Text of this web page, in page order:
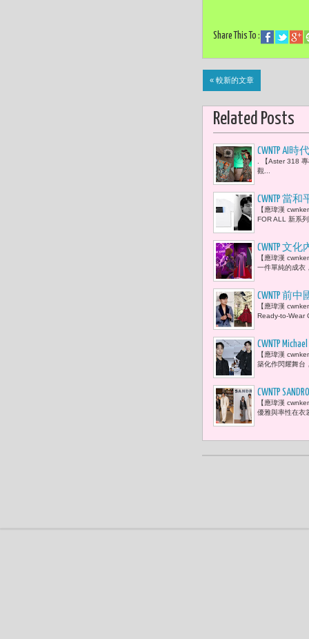
Share This To :
« 較新的文章
Related Posts
CWNTP AI
被低估的
. 【Aster 318
觀...
CWNTP 當
組織 包括
【應瑋漢
FOR ALL 新系
CWNTP 文
表 王時思
【應瑋漢
一件單純的成衣
CWNTP 前
光影交會
【應瑋漢
Ready-to-Wear
CWNTP
【應瑋漢
築化作閃耀舞台
CWNTP
風格
【應瑋漢
優雅與率性在衣